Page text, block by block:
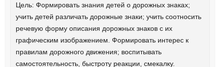
Цель: Формировать знания детей о дорожных знаках;
учить детей различать дорожные знаки; учить соотносить
речевую форму описания дорожных знаков с их
графическим изображением. Формировать интерес к
правилам дорожного движения; воспитывать
самостоятельность, быстроту реакции, смекалку.